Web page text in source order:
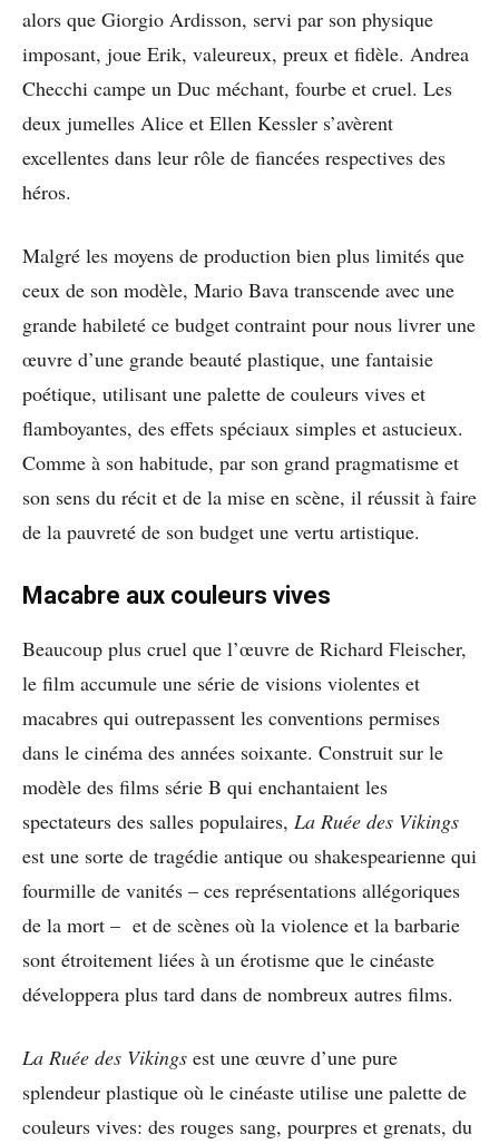
alors que Giorgio Ardisson, servi par son physique
imposant, joue Erik, valeureux, preux et fidèle. Andrea
Checchi campe un Duc méchant, fourbe et cruel. Les
deux jumelles Alice et Ellen Kessler s’avèrent
excellentes dans leur rôle de fiancées respectives des
héros.
Malgré les moyens de production bien plus limités que
ceux de son modèle, Mario Bava transcende avec une
grande habileté ce budget contraint pour nous livrer une
œuvre d’une grande beauté plastique, une fantaisie
poétique, utilisant une palette de couleurs vives et
flamboyantes, des effets spéciaux simples et astucieux.
Comme à son habitude, par son grand pragmatisme et
son sens du récit et de la mise en scène, il réussit à faire
de la pauvreté de son budget une vertu artistique.
Macabre aux couleurs vives
Beaucoup plus cruel que l’œuvre de Richard Fleischer,
le film accumule une série de visions violentes et
macabres qui outrepassent les conventions permises
dans le cinéma des années soixante. Construit sur le
modèle des films série B qui enchantaient les
spectateurs des salles populaires, La Ruée des Vikings
est une sorte de tragédie antique ou shakespearienne qui
fourmille de vanités – ces représentations allégoriques
de la mort – et de scènes où la violence et la barbarie
sont étroitement liées à un érotisme que le cinéaste
développera plus tard dans de nombreux autres films.
La Ruée des Vikings est une œuvre d’une pure
splendeur plastique où le cinéaste utilise une palette de
couleurs vives: des rouges sang, pourpres et grenats, du